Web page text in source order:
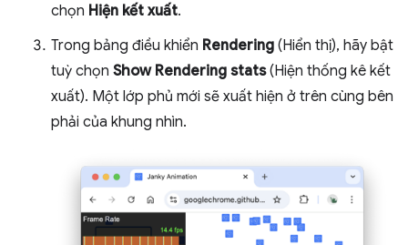
chọn Hiện kết xuất.
Trong bảng điều khiển Rendering (Hiển thị), hãy bật
tuỳ chọn Show Rendering stats(Hiện thống kê kết
xuất). Một lớp phủ mới sẽ xuất hiện ở trên cùng bên
phải của khung nhìn.